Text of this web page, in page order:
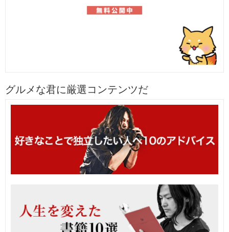
グルメな君に厳選コンテンツだ